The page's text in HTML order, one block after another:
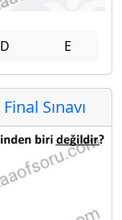
D E
Sınavı